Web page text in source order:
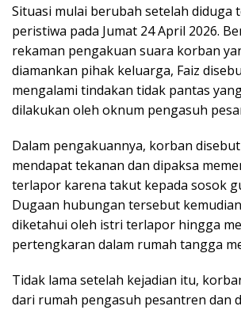
Situasi mulai berubah setelah diduga
peristiwa pada Jumat 24 April 2026.
rekaman pengakuan suara korban
diamankan pihak keluarga, Faiz
mengalami tindakan tidak pantas
dilakukan oleh oknum pengasuh
Dalam pengakuannya, korban
mendapat tekanan dan dipaksa
terlapor karena takut kepada sosok
Dugaan hubungan tersebut
diketahui oleh istri terlapor hingga
pertengkaran dalam rumah tangga
Tidak lama setelah kejadian itu,
dari rumah pengasuh pesantren dan